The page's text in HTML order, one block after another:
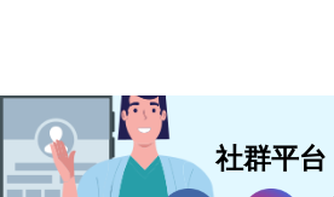
社群平台